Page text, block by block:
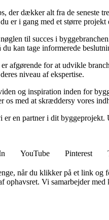
der dækker alt fra de seneste
er i gang med et større
til succes i
kan tage informerede
afgørende for at udvikle
niveau af ekspertise.
og inspiration inden for
med at skræddersy vores
en partner i dit
YouTube Pinterest
når du klikker på et link og
ophavsret. Vi samarbejder